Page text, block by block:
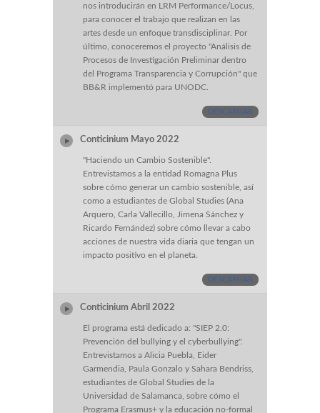
nos introducirán en LRM Performance/Locus,
para conocer el trabajo que realizan en las
artes desde un enfoque transdisciplinar. Por
último, conoceremos el proyecto "Análisis de
Procesos de Investigación Preliminar dentro
del Programa Transparencia y Corrupción" que
BB&R implementó para UNODC.
DESCARGAR
Conticinium Mayo 2022
"Haciendo un Cambio Sostenible".
Entrevistamos a la entidad Romagna Plus
sobre cómo generar un cambio sostenible, así
como a estudiantes de Global Studies (Ana
Arquero, Carla Vallecillo, Jimena Sánchez y
Ricardo Fernández) sobre cómo llevar a cabo
acciones de nuestra vida diaria que tengan un
impacto positivo en el planeta.
DESCARGAR
Conticinium Abril 2022
El programa está dedicado a: "SIEP 2.0:
Prevención del bullying y el cyberbullying".
Entrevistamos a Alicia Puebla, Eider
Garmendia, Paula Gonzalo y Sahara Bendriss,
estudiantes de Global Studies de la
Universidad de Salamanca, sobre cómo el
Programa Erasmus+ y la educación no-formal